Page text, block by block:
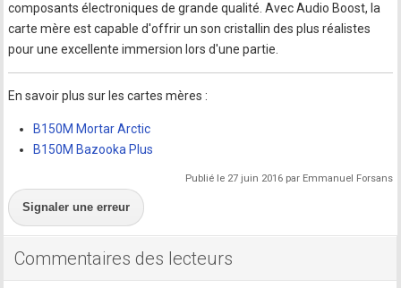
composants électroniques de grande qualité. Avec Audio Boost, la
carte mère est capable d'offrir un son cristallin des plus réalistes
pour une excellente immersion lors d'une partie.
En savoir plus sur les cartes mères :
B150M Mortar Arctic
B150M Bazooka Plus
Publié le 27 juin 2016 par Emmanuel Forsans
Signaler une erreur
Commentaires des lecteurs